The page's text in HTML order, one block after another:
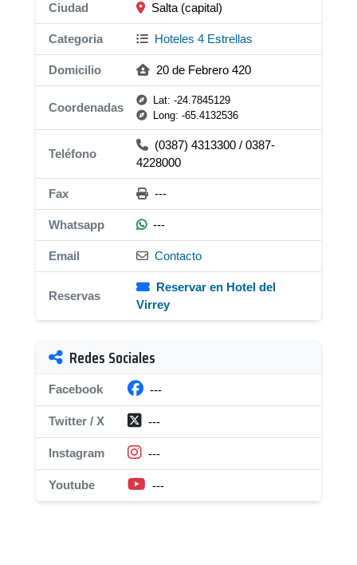
Ciudad Salta (capital)
Categoria Hoteles 4 Estrellas
Domicilio 20 de Febrero 420
Coordenadas
Lat: -24.7845129
Long: -65.4132536
Teléfono
(0387) 4313300 / 0387-
4228000
Fax ---
Whatsapp ---
Email Contacto
Reservas
Reservar en Hotel del
Virrey
Redes Sociales
Facebook ---
Twitter / X ---
Instagram ---
Youtube ---